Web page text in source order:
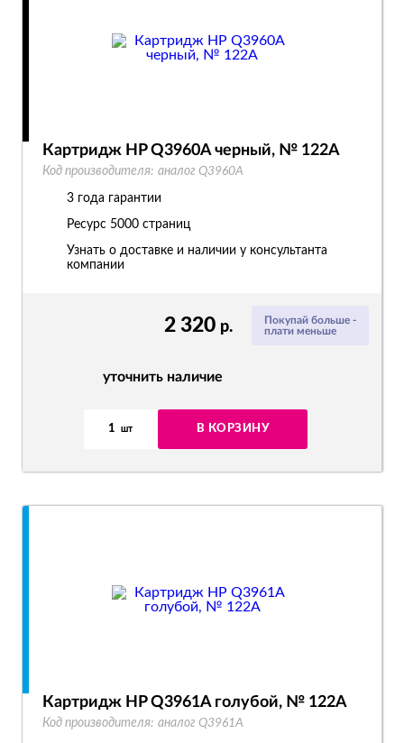
Покупай больше -
плати меньше
2 320 р.
уточнить наличие
1 шт В КОРЗИНУ
Картридж HP Q3960A черный, № 122A
Код производителя: аналог Q3960A
3 года гарантии
Ресурс 5000 страниц
Узнать о доставке и наличии у консультанта
компании
Картридж HP Q3961A голубой, № 122A
Код производителя: аналог Q3961A